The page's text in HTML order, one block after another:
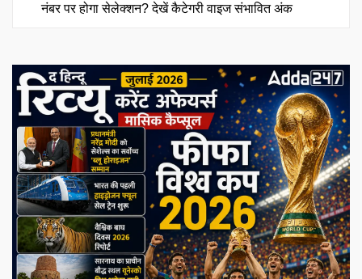
नंबर पर होगा सेलेक्शन? देखें कैटेगरी वाइज संभावित अंक